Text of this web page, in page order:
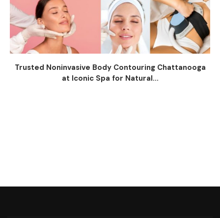
Trusted Noninvasive Body Contouring Chattanooga
at Iconic Spa for Natural...